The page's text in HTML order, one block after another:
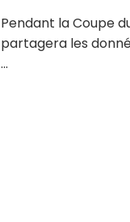
Pendant la Coupe
partagera les
...